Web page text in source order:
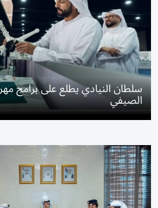
سلطان النيادي يطلع على برامج
الصيفي